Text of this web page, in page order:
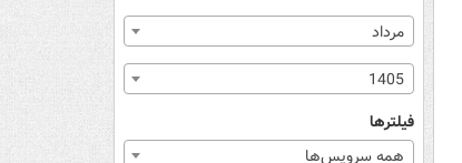
مرداد
1405
فیلترها
همه سرویس‌ها